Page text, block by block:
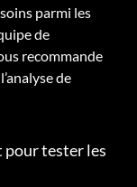
parmi les
de
recommande
de
pour tester les